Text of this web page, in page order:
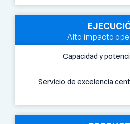
Alto impacto
Capacidad y
Servicio de excelencia